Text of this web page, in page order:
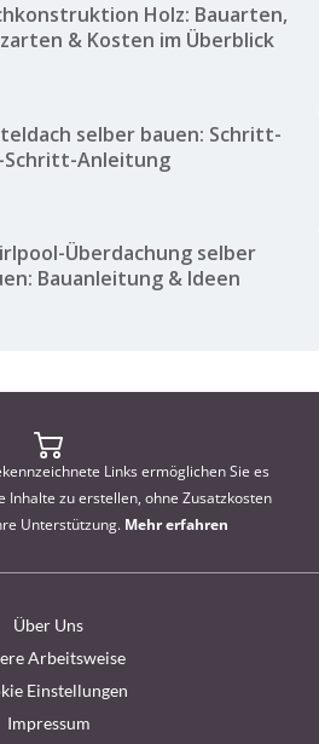
Holz: Bauarten,
& Kosten im Überblick
selber bauen: Schritt-
Anleitung
Überdachung selber
Bauanleitung & Ideen
Links ermöglichen Sie es
Inhalte zu erstellen, ohne Zusatzkosten
Unterstützung. Mehr erfahren
Über Uns
Arbeitsweise
Einstellungen
Impressum